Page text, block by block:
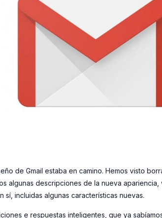
de Gmail estaba en camino. Hemos visto
algunas descripciones de la nueva
sí, incluidas algunas características nuevas.
e respuestas inteligentes, que ya